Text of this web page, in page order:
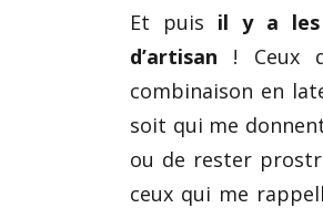
Et puis il y a les
d’artisan ! Ceux
combinaison en
soit qui me
ou de rester
ceux qui me